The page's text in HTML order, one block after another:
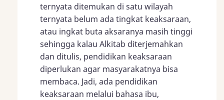
ternyata ditemukan di satu wilayah
ternyata belum ada tingkat keaksaraan,
atau ingkat buta aksaranya masih tinggi
sehingga kalau Alkitab diterjemahkan
dan ditulis, pendidikan keaksaraan
diperlukan agar masyarakatnya bisa
membaca. Jadi, ada pendidikan
keaksaraan melalui bahasa ibu,